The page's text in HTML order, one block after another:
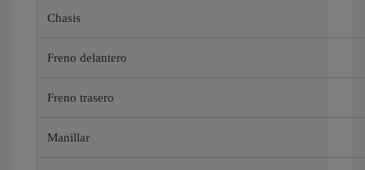
Chasis
Freno delantero
Freno trasero
Manillar